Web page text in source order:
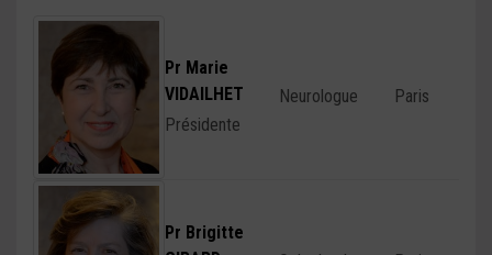
Pr Marie
VIDAILHET
Présidente
Neurologue Paris
Pr Brigitte